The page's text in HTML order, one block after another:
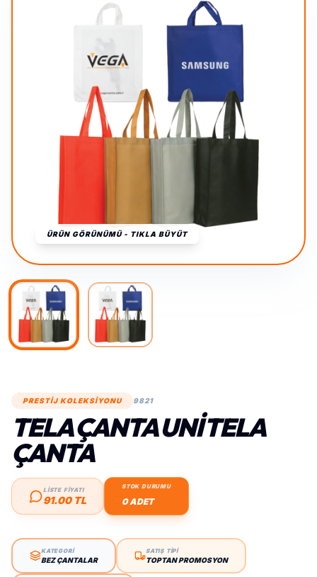
ÜRÜN GÖRÜNÜMÜ - TIKLA BÜYÜT
PRESTİJ KOLEKSİYONU 9821
TELA ÇANTA UNI TELA
ÇANTA
LİSTE FİYATI
91.00 TL
STOK DURUMU
0 ADET
KATEGORİ
BEZ ÇANTALAR
SATIŞ TİPİ
TOPTAN PROMOSYON